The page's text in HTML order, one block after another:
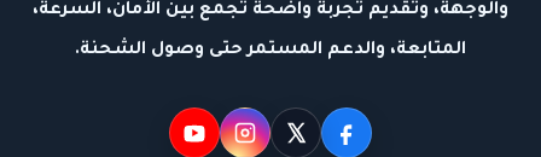
والوجهة، وتقديم تجربة واضحة تجمع بين الأمان، السرعة،
المتابعة، والدعم المستمر حتى وصول الشحنة.